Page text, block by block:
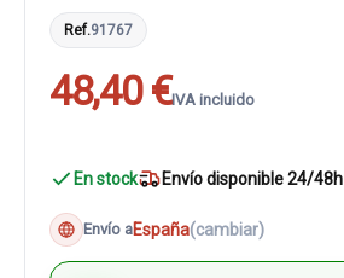
Ref.91767
48,40 €IVA incluido
En stock Envío disponible 24/48h
Envío aEspaña(cambiar)